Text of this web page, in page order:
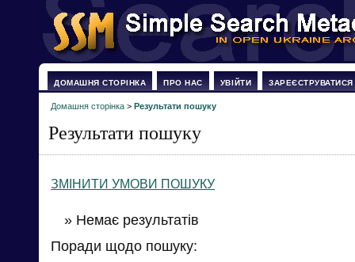
ДОМАШНЯ СТОРІНКА ПРО НАС УВІЙТИ ЗАРЕЄСТРУВАТИСЯ
Домашня сторінка > Результати пошуку
Результати пошуку
ЗМІНИТИ УМОВИ ПОШУКУ
» Немає результатів
Поради щодо пошуку: